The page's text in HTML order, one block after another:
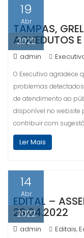
19
Abr
2022
TAMPAS,
AQUEDUTOS
admin
O Executivo agradece
problemas
de atendimento ao
disponível no website
contribuir com
Ler Mais
14
Abr
2022
EDITAL –
28.04.2022
admin Editais,